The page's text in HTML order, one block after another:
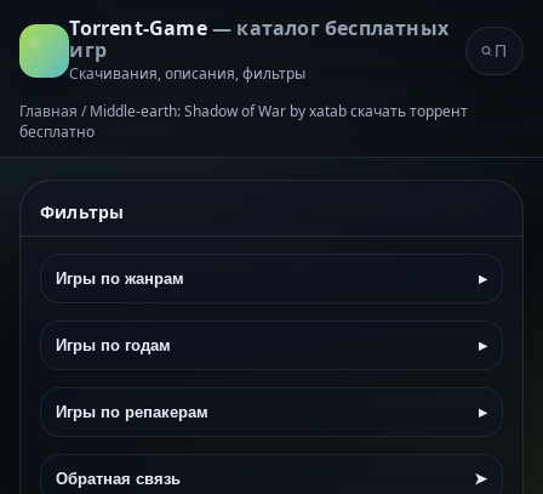
Torrent-Game— каталог бесплатных
игр
Скачивания, описания, фильтры
Главная / Middle-earth: Shadow of War by xatab скачать торрент
бесплатно
Фильтры
Игры по жанрам ▸
Игры по годам ▸
Игры по репакерам ▸
Обратная связь ➤